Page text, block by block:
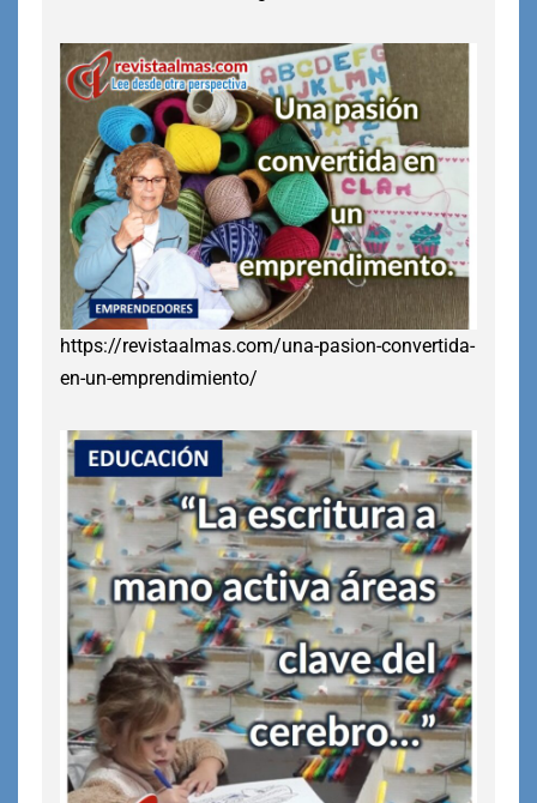
https://revistaalmas.com/una-pasion-convertida-
en-un-emprendimiento/